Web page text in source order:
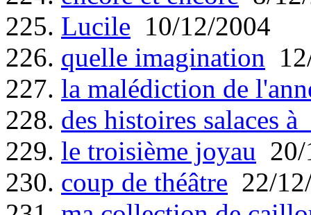
225. Lucile 10/12/2004
226. quelle imagination
227. la malédiction de
228. des histoires salaces
229. le troisième joyau
230. coup de théâtre 22/